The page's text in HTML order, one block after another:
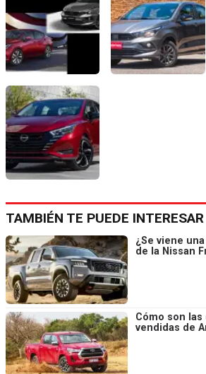
TAMBIÉN TE PUEDE INTERESAR
¿Se viene
de la Nissan
Cómo son
vendidas de